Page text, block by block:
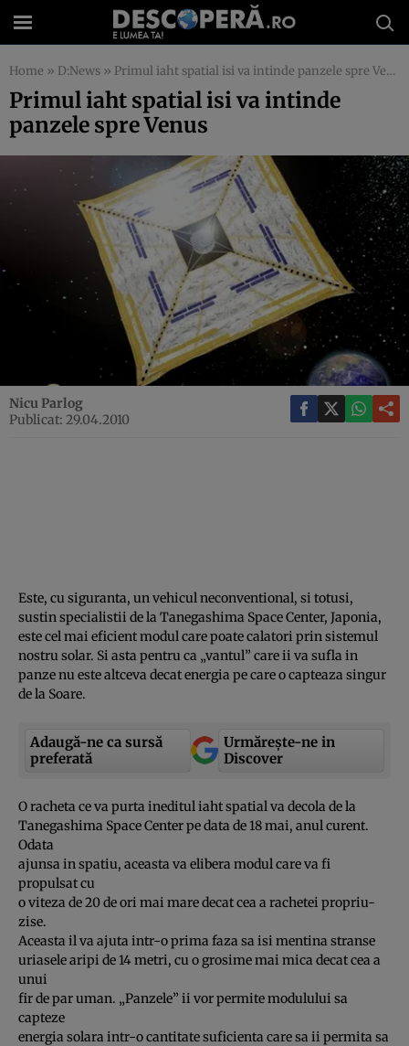
Home » D:News » Primul iaht spatial isi va intinde panzele spre Venus
Primul iaht spatial isi va intinde
panzele spre Venus
Nicu Parlog
Publicat: 29.04.2010
Este, cu siguranta, un vehicul neconventional, si totusi,
sustin specialistii de la Tanegashima Space Center, Japonia,
este cel mai eficient modul care poate calatori prin sistemul
nostru solar. Si asta pentru ca „vantul” care ii va sufla in
panze nu este altceva decat energia pe care o capteaza singur
de la Soare.
Adaugă-ne ca sursă
preferată
Urmărește-ne in
Discover
O racheta ce va purta ineditul iaht spatial va decola de la
Tanegashima Space Center pe data de 18 mai, anul curent.
Odata
ajunsa in spatiu, aceasta va elibera modul care va fi
propulsat cu
o viteza de 20 de ori mai mare decat cea a rachetei propriu-
zise.
Aceasta il va ajuta intr-o prima faza sa isi mentina stranse
uriasele aripi de 14 metri, cu o grosime mai mica decat cea a
unui
fir de par uman. „Panzele” ii vor permite modulului sa
capteze
energia solara intr-o cantitate suficienta care sa ii permita sa